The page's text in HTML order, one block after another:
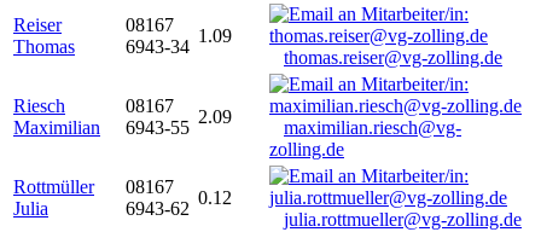
Reiser
Thomas
08167
6943-34
1.09
thomas.reiser@vg-zolling.de
Riesch
Maximilian
08167
6943-55
2.09
maximilian.riesch@vg-
zolling.de
Rottmüller
Julia
08167
6943-62
0.12
julia.rottmueller@vg-zolling.de